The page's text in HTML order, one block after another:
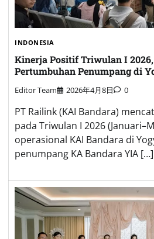
INDONESIA
Kinerja Positif Triwulan I
Pertumbuhan Penumpang di
Editor Team 2026年4月8日 0
PT Railink (KAI Bandara)
pada Triwulan I 2026
operasional KAI Bandara di
penumpang KA Bandara YIA […]